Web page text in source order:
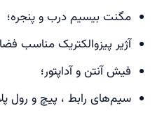
مگنت بیسیم درب و پنجره؛
آژیر پیزوالکتریک مناسب
فیش آنتن و آداپتور؛
سیم‌های رابط ، پیچ و رول